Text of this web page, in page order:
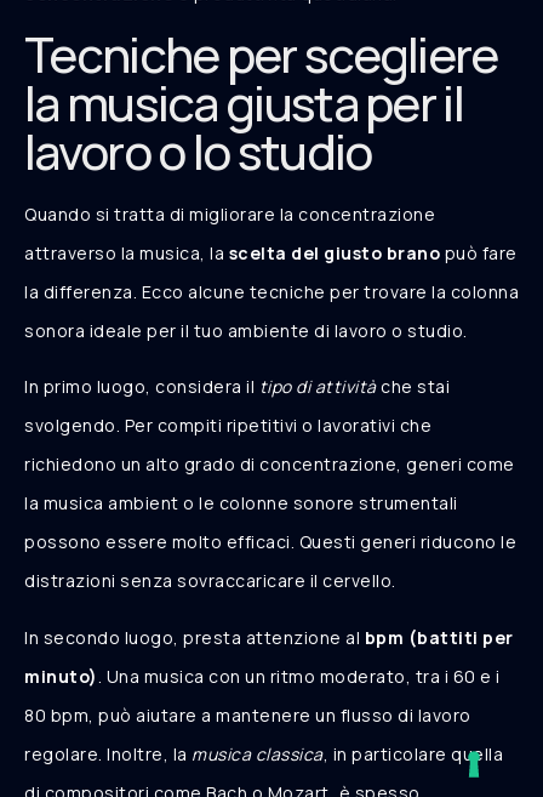
Tecniche per scegliere
la musica giusta per il
lavoro o lo studio
Quando si tratta di migliorare la concentrazione
attraverso la musica, la scelta del giusto brano può fare
la differenza. Ecco alcune tecniche per trovare la colonna
sonora ideale per il tuo ambiente di lavoro o studio.
In primo luogo, considera il tipo di attivitàche stai
svolgendo. Per compiti ripetitivi o lavorativi che
richiedono un alto grado di concentrazione, generi come
la musica ambient o le colonne sonore strumentali
possono essere molto efficaci. Questi generi riducono le
distrazioni senza sovraccaricare il cervello.
In secondo luogo, presta attenzione al bpm (battiti per
minuto) . Una musica con un ritmo moderato, tra i 60 e i
80 bpm, può aiutare a mantenere un flusso di lavoro
regolare. Inoltre, la musica classica, in particolare quella